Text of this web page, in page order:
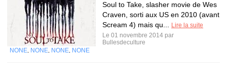
Soul to Take, slasher movie de Wes
Craven, sorti aux US en 2010 (avant
Scream 4) mais qu...
Lire la suite
Le 01 novembre 2014 par
Bullesdeculture
NONE NONE NONE NONE